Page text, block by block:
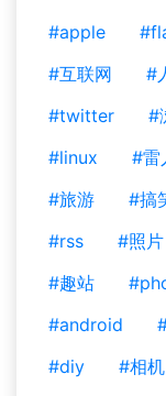
#apple
#互联网
#
#twitter
#
#linux
#雷
#旅游
#搞
#rss
#照片
#趣站
#android
#diy
#相机